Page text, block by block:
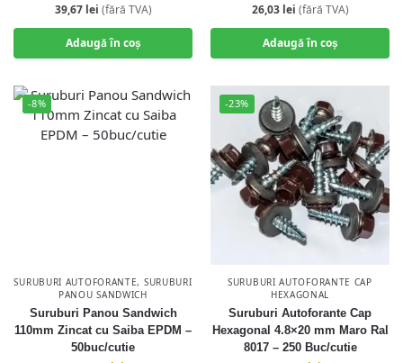
39,67 lei (fără TVA)
Adaugă în coș
26,03 lei (fără TVA)
Adaugă în coș
-8%
SURUBURI AUTOFORANTE, SURUBURI
PANOU SANDWICH
Suruburi Panou Sandwich
110mm Zincat cu Saiba EPDM –
50buc/cutie
-23%
SURUBURI AUTOFORANTE CAP
HEXAGONAL
Suruburi Autoforante Cap
Hexagonal 4.8×20 mm Maro Ral
8017 – 250 Buc/cutie